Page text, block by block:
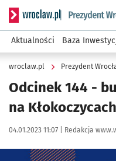
Serwis informacyjny
Aktualności Baza
wroclaw.pl Prezydent
Odcinek 144 -
na Kłokoczycach
Data publikacji:
04.01.2023 11:07 | Autor:
Redakcja
Kliknij, aby powiększyć